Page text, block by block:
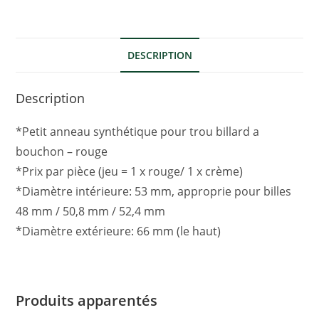
DESCRIPTION
Description
*Petit anneau synthétique pour trou billard a
bouchon – rouge
*Prix par pièce (jeu = 1 x rouge/ 1 x crème)
*Diamètre intérieure: 53 mm, approprie pour billes
48 mm / 50,8 mm / 52,4 mm
*Diamètre extérieure: 66 mm (le haut)
Produits apparentés